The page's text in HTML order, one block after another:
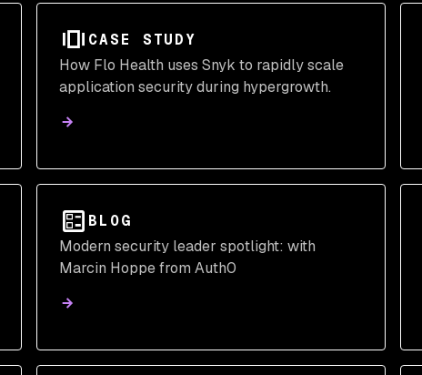
CASE STUDY
How Flo Health uses Snyk to rapidly scale
application security during hypergrowth.
BLOG
Modern security leader spotlight: with
Marcin Hoppe from Auth0